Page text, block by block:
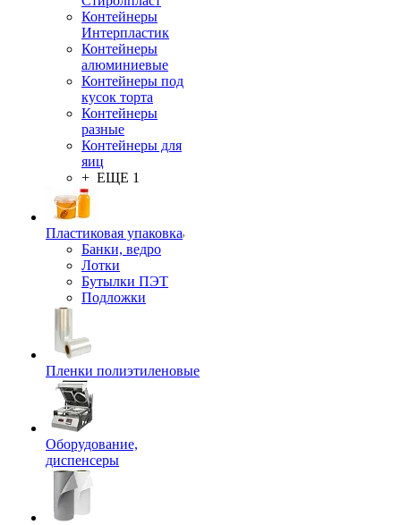
Контейнеры
Интерпластик
Контейнеры
алюминиевые
Контейнеры под
кусок торта
Контейнеры
разные
Контейнеры для
яиц
+ ЕЩЕ 1
Пластиковая упаковка
Банки, ведро
Лотки
Бутылки ПЭТ
Подложки
Пленки полиэтиленовые
Оборудование,
диспенсеры